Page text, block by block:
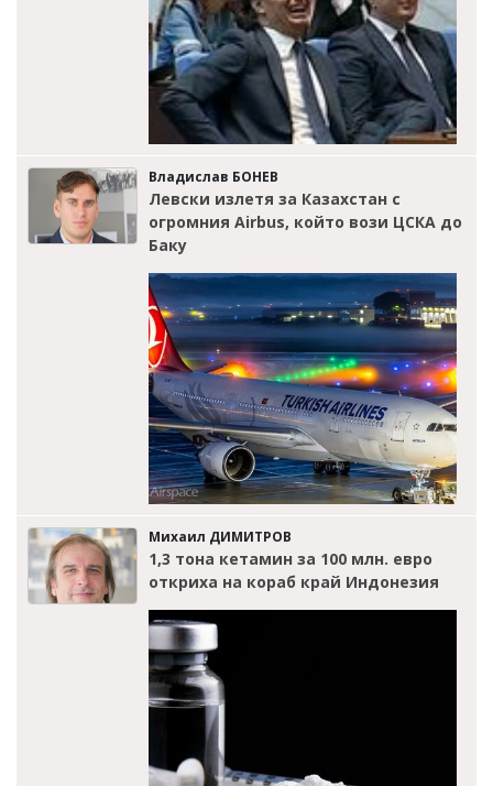
Владислав БОНЕВ
Левски излетя за Казахстан с
огромния Airbus, който вози ЦСКА до
Баку
Михаил ДИМИТРОВ
1,3 тона кетамин за 100 млн. евро
откриха на кораб край Индонезия